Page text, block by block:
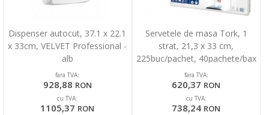
Dispenser autocut, 37.1 x 22.1
x 33cm, VELVET Professional -
alb
fara TVA:
928,88 RON
cu TVA:
1105,37 RON
Servetele de masa Tork, 1
strat, 21,3 x 33 cm,
225buc/pachet, 40pachete/bax
fara TVA:
620,37 RON
cu TVA:
738,24 RON